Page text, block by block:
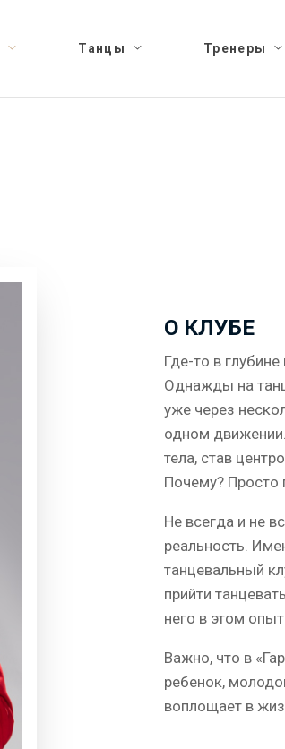
Танцы Тренеры
О КЛУБЕ
Где-то в
Однажды на
уже через
одном
тела, став
Почему? Просто
Не всегда и не
реальность.
танцевальный
прийти
него в этом опыт
Важно, что в
ребенок,
воплощает в